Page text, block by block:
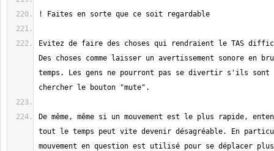
Evitez de faire des choses qui rendraient le TAS
Des choses comme laisser un avertissement sonore en
temps. Les gens ne pourront pas se divertir s'ils sont
De même, même si un mouvement est le plus rapide,
tout le temps peut vite devenir désagréable. En
mouvement en question est utilisé pour se déplacer